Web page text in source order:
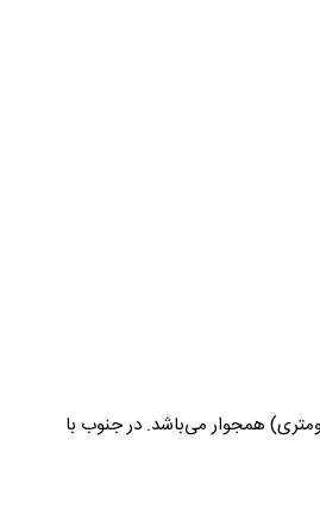
رومانی با ۶۰۸ کیلومتر مرز مشترک قرار دارد. در غرب با جمهوری پیشین یوگوسلاوی (صربستان با طول مرز ۳۱۸ کیلومتر و مقدونیه با مرز مشترک ۱۴۸ کیلومتری) همجوار می‌باشد. در جنوب با